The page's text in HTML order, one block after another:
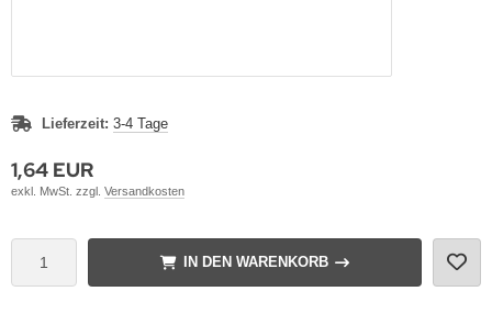
Lieferzeit: 3-4 Tage
1,64 EUR
exkl. MwSt. zzgl. Versandkosten
IN DEN WARENKORB